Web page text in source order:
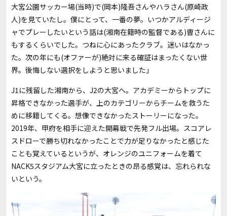
大宮公園サッカー場(当時)で(岡本)隆吾さんやハラさん(原崎政
人)を見ていたし。僕にとって、一番の夢。いつかアルディージ
ャでプレーしたいという話は(湘南在籍時の監督である)曺さんに
もするくらいでした。つねに心にあったクラブ。迷いはなかっ
た。次の年にも(オファーが)絶対に来る確証はまったくない世
界。後悔しない選択をしようと思いました」
J1に残留した湘南から、J2の大宮へ。アカデミーからトップに
昇格できなかった選手が、上のカテゴリーからチームを救うた
めに移籍してくる。想像できなかったストーリーになった。
2019年、甲府を相手に迎えた開幕戦で先発フル出場。スコアレ
スドローで勝ち切れなかったことで力が足りなかったと感じた
ことも覚えているというが、オレンジのユニフォームを着て
NACK5スタジアム大宮に立ったときの昂る感覚は、忘れられな
いという。